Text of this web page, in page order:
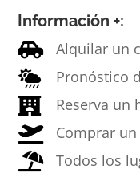
Información +:
 Alquilar un
 Pronóstico
 Reserva un
 Comprar
 Todos los